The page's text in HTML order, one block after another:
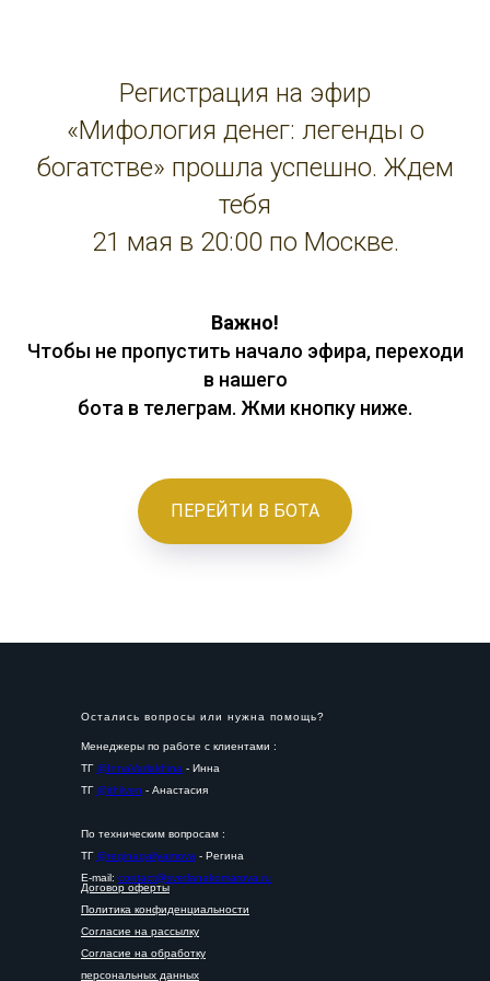
Регистрация на эфир
«Мифология денег: легенды о
богатстве» прошла успешно. Ждем
тебя
21 мая в 20:00 по Москве.
Важно!
Чтобы не пропустить начало эфира, переходи
в нашего
бота в телеграм. Жми кнопку ниже.
ПЕРЕЙТИ В БОТА
Остались вопросы или нужна помощь?
Менеджеры по работе с клиентами :
ТГ@InnaVarlakhina - Инна
ТГ@ithilven - Анастасия
По техническим вопросам :
ТГ@reginagallyamova - Регина
E-mail: contact@svetlanakomarova.ru
Договор оферты
Политика конфиденциальности
Согласие на рассылку
Согласие на обработку
персональных данных